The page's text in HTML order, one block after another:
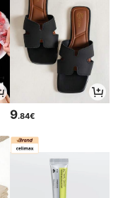
9.84€